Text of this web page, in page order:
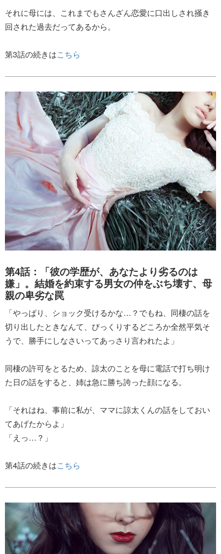
それに母には、これまでもさんざん恋愛に口出しされ掻き
回された過去だってあるから。
第3話の続きはこちら
第4話：「彼の学歴が、あなたより劣るのは
嫌」。結婚を約束する男女の仲をぶち壊す、母
親の卑劣な罠
「やっぱり、ショック受けるかな…？でもね、同棲の話を
切り出したときなんて、びっくりするどころか全然平気そ
うで、勝手にしなさいってあっさり言われたよ」
同棲の許可をとるため、諒太のことを母に電話で打ち明け
た日の話をすると、姉は急に勝ち誇った顔になる。
「それはね、事前に私が、ママに諒太くんの話をしておい
てあげたからよ」
「えっ…？」
第4話の続きはこちら